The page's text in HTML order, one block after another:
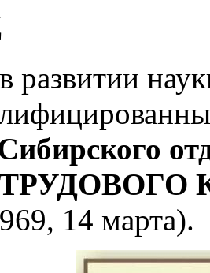
развитии
14 марта).